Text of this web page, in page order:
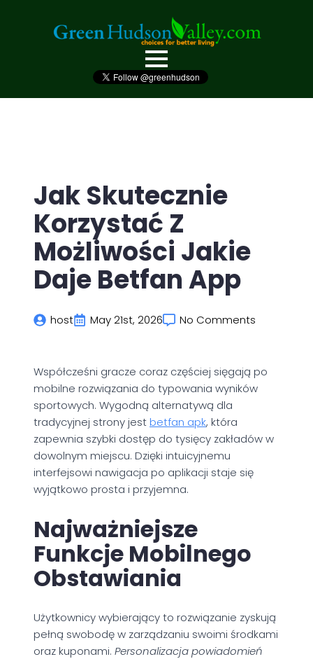
Jak Skutecznie
Korzystać Z
Możliwości Jakie
Daje Betfan App
host May 21st, 2026 No Comments
Współcześni gracze coraz częściej sięgają po
mobilne rozwiązania do typowania wyników
sportowych. Wygodną alternatywą dla
tradycyjnej strony jestbetfan apk, która
zapewnia szybki dostęp do tysięcy zakładów w
dowolnym miejscu. Dzięki intuicyjnemu
interfejsowi nawigacja po aplikacji staje się
wyjątkowo prosta i przyjemna.
Najważniejsze
Funkcje Mobilnego
Obstawiania
Użytkownicy wybierający to rozwiązanie zyskują
pełną swobodę w zarządzaniu swoimi środkami
oraz kuponami. Personalizacja powiadomień